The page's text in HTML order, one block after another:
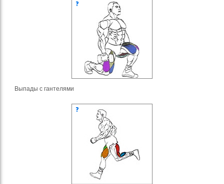
Выпады с гантелями